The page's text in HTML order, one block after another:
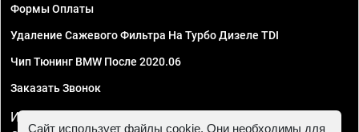
Формы Оплаты
Удаление Сажевого Фильтра На Турбо Дизеле TDI
Чип Тюнинг BMW После 2020.06
Заказать Звонок
ИП Смирнов Георгий Павлович. ИНН 781302555843,
Сайт использует файлы cookie. Они необходимы для